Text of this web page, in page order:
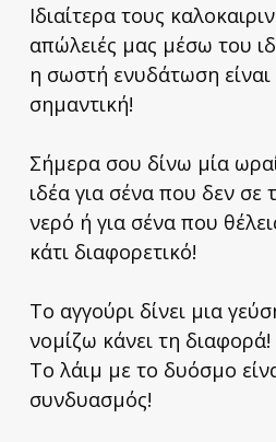
Ιδιαίτερα τους
απώλειές μας μέσω του
η σωστή ενυδάτωση είναι
σημαντική!
Σήμερα σου δίνω μία
ιδέα για σένα που δεν σε
νερό ή για σένα που
κάτι διαφορετικό!
Το αγγούρι δίνει μια
νομίζω κάνει τη διαφορά!
Το λάιμ με το δυόσμο
συνδυασμός!